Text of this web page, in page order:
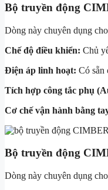
Bộ truyền động
Dòng này chuyên dụng
Chế độ điều khiển: Chủ
Điện áp linh hoạt: Có sẵn
Tích hợp công tắc phụ
Cơ chế vận hành bằng
Bộ truyền động
Dòng này chuyên dụng